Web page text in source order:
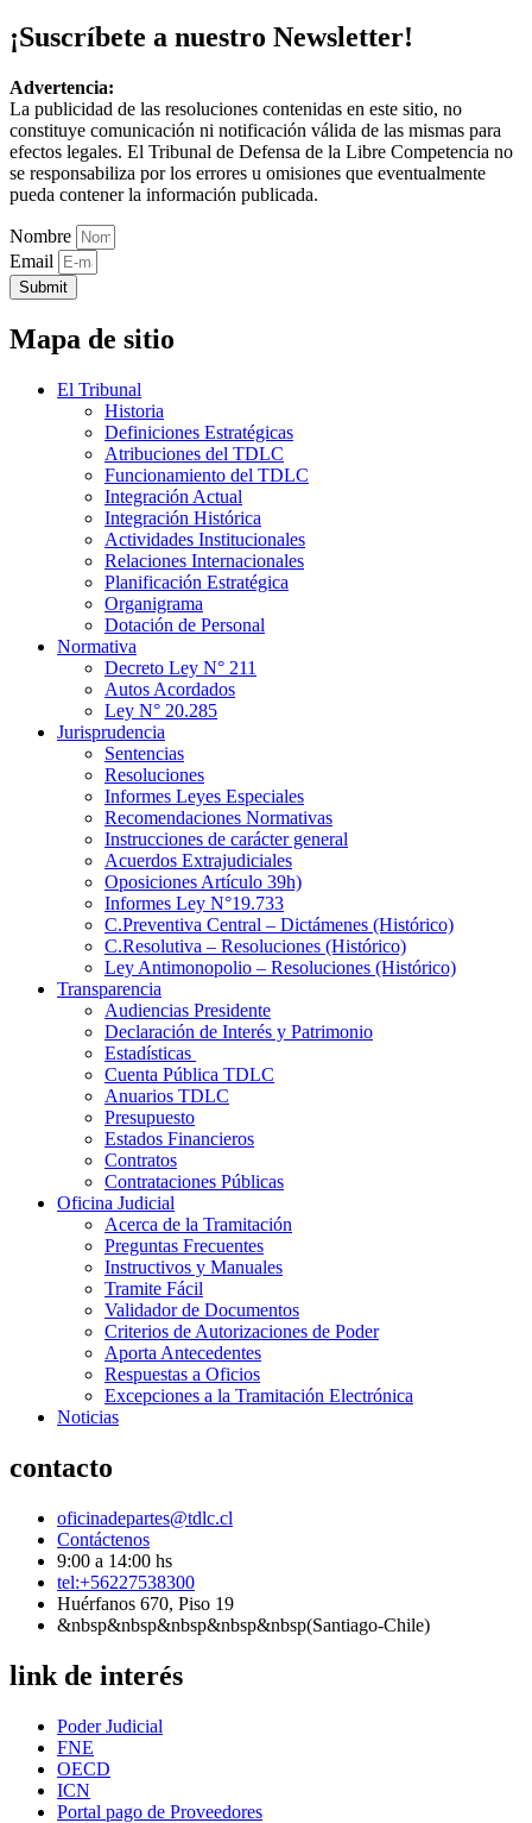
¡Suscríbete a nuestro Newsletter!
Advertencia:
La publicidad de las resoluciones contenidas en este sitio, no
constituye comunicación ni notificación válida de las mismas para
efectos legales. El Tribunal de Defensa de la Libre Competencia no
se responsabiliza por los errores u omisiones que eventualmente
pueda contener la información publicada.
Nombre
Email
Submit
Mapa de sitio
El Tribunal
Historia
Definiciones Estratégicas
Atribuciones del TDLC
Funcionamiento del TDLC
Integración Actual
Integración Histórica
Actividades Institucionales
Relaciones Internacionales
Planificación Estratégica
Organigrama
Dotación de Personal
Normativa
Decreto Ley N° 211
Autos Acordados
Ley N° 20.285
Jurisprudencia
Sentencias
Resoluciones
Informes Leyes Especiales
Recomendaciones Normativas
Instrucciones de carácter general
Acuerdos Extrajudiciales
Oposiciones Artículo 39h)
Informes Ley N°19.733
C.Preventiva Central – Dictámenes (Histórico)
C.Resolutiva – Resoluciones (Histórico)
Ley Antimonopolio – Resoluciones (Histórico)
Transparencia
Audiencias Presidente
Declaración de Interés y Patrimonio
Estadísticas
Cuenta Pública TDLC
Anuarios TDLC
Presupuesto
Estados Financieros
Contratos
Contrataciones Públicas
Oficina Judicial
Acerca de la Tramitación
Preguntas Frecuentes
Instructivos y Manuales
Tramite Fácil
Validador de Documentos
Criterios de Autorizaciones de Poder
Aporta Antecedentes
Respuestas a Oficios
Excepciones a la Tramitación Electrónica
Noticias
contacto
oficinadepartes@tdlc.cl
Contáctenos
9:00 a 14:00 hs
tel:+56227538300
Huérfanos 670, Piso 19
&nbsp&nbsp&nbsp&nbsp&nbsp(Santiago-Chile)
link de interés
Poder Judicial
FNE
OECD
ICN
Portal pago de Proveedores